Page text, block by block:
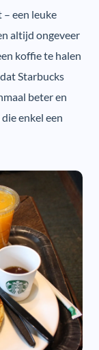
een leuke
altijd ongeveer
koffie te halen
Starbucks
beter en
enkel een